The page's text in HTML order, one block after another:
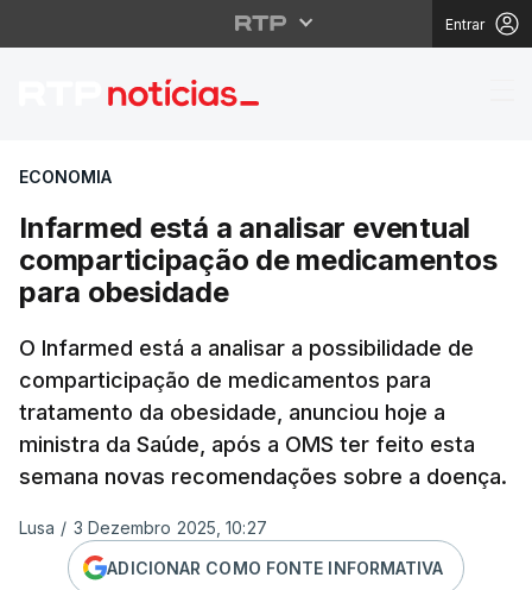
Entrar
Infarmed está a
ECONOMIA
Infarmed está a analisar eventual
comparticipação de medicamentos
para obesidade
O Infarmed está a analisar a possibilidade de
comparticipação de medicamentos para
tratamento da obesidade, anunciou hoje a
ministra da Saúde, após a OMS ter feito esta
semana novas recomendações sobre a doença.
Lusa / 3 Dezembro 2025, 10:27
ADICIONAR COMO FONTE INFORMATIVA